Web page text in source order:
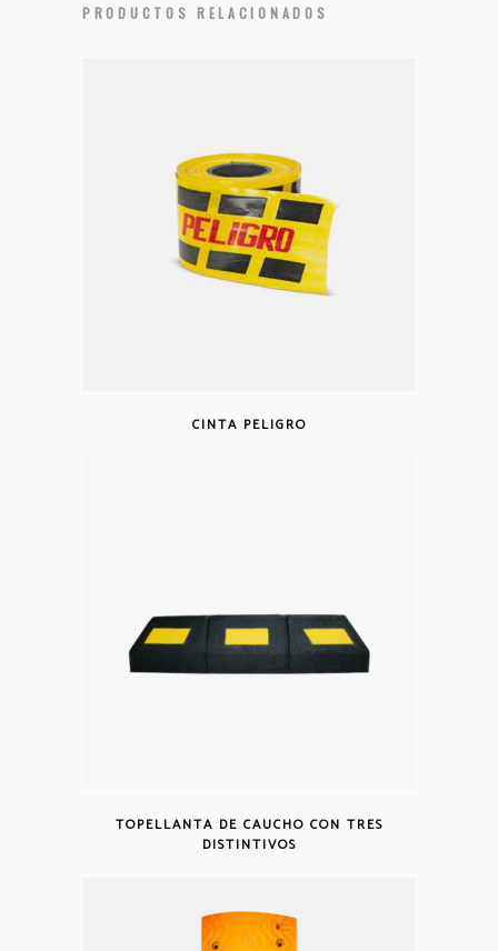
PRODUCTOS RELACIONADOS
CINTA PELIGRO
TOPELLANTA DE CAUCHO CON TRES
DISTINTIVOS